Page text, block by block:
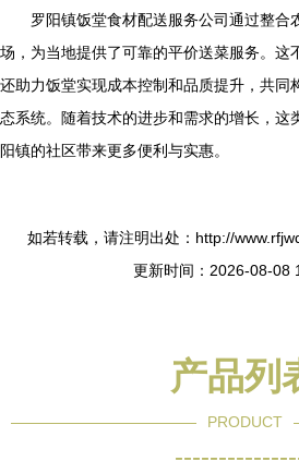
罗阳镇饭堂食材配送服务公司通过整合
场，为当地提供了可靠的平价送菜服务。这
还助力饭堂实现成本控制和品质提升，共同
态系统。随着技术的进步和需求的增长，这
阳镇的社区带来更多便利与实惠。
如若转载，请注明出处：http://
更新时间：2026-08-08
产品列
PRODUCT